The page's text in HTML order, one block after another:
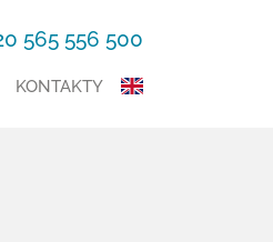
565 556 500
KONTAKTY